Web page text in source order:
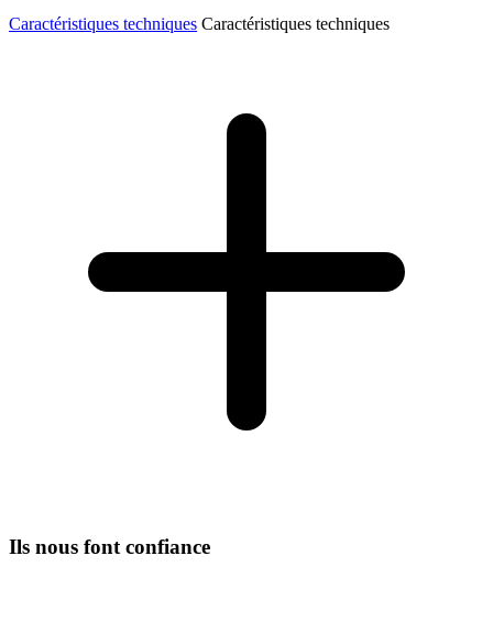
Caractéristiques techniques Caractéristiques techniques
Ils nous font confiance